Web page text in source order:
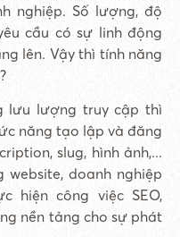
nghiệp. Số lượng, độ
cầu có sự linh động
lên. Vậy thì tính năng
lưu lượng truy cập thì
năng tạo lập và đăng
slug, hình ảnh,...
doanh nghiệp
hiện công việc SEO,
nền tảng cho sự phát